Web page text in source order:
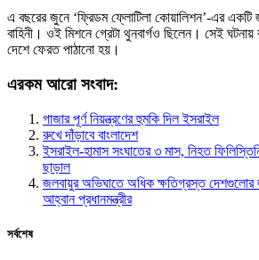
এ বছরের জুনে ‘ফ্রিডম ফ্লোটিলা কোয়ালিশন’-এর একটি
বাহিনী। ওই মিশনে গ্রেটা থুনবার্গও ছিলেন। সেই
দেশে ফেরত পাঠানো হয়।
এরকম আরো সংবাদ:
গাজার পূর্ণ নিয়ন্ত্রণের হুমকি দিল ইসরাইল
রুখে দাঁড়াবে বাংলাদেশ
ইসরাইল-হামাস সংঘাতের ৩ মাস, নিহত
ছাড়াল
জলবায়ুর অভিঘাতে অধিক ক্ষতিগ্রস্ত দেশগুলোর
আহ্বান প্রধানমন্ত্রীর
সর্বশেষ